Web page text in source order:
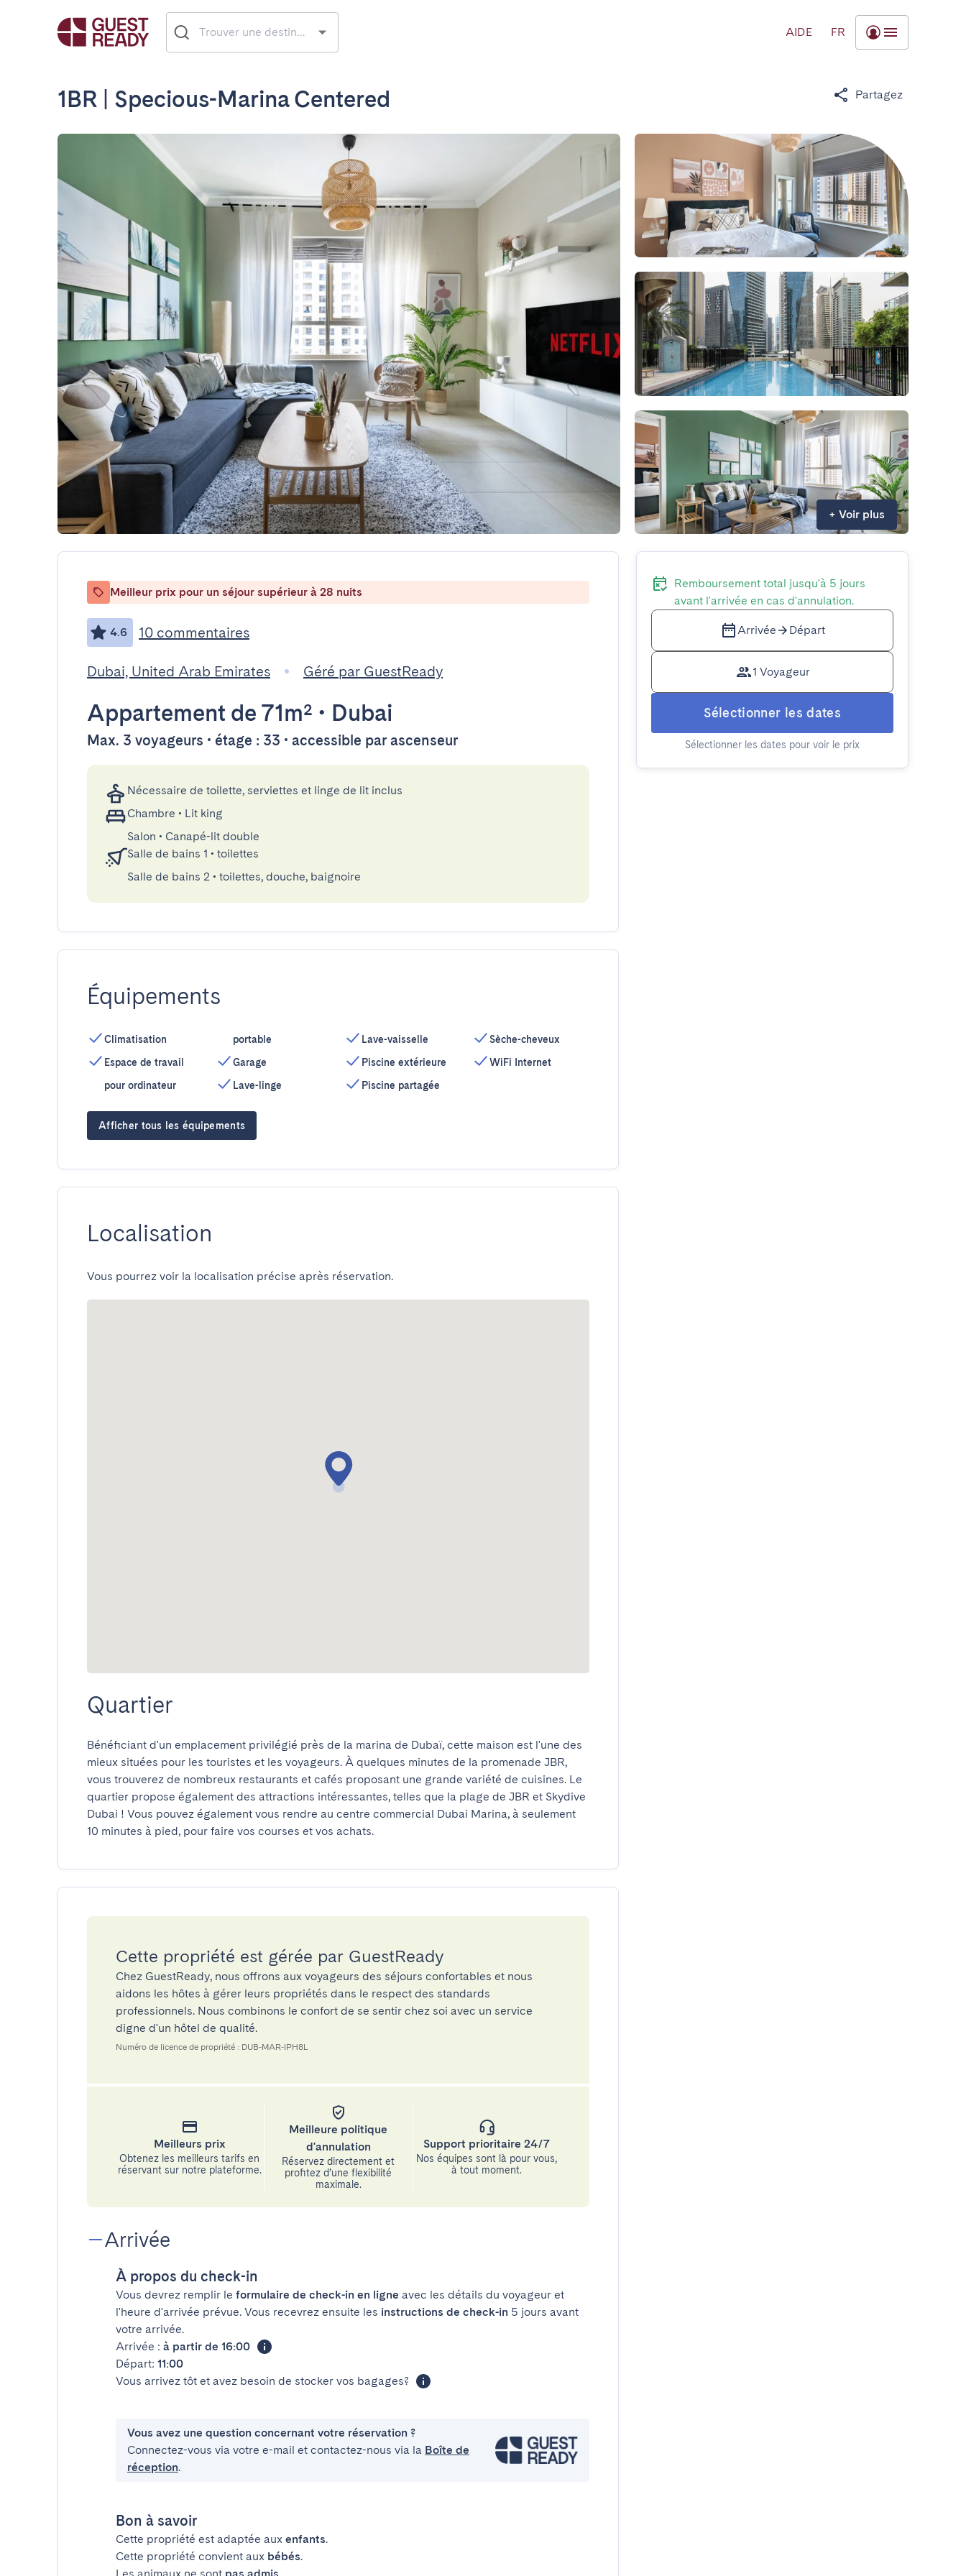
AIDE FR
1BR | Specious-Marina Centered Partagez
+ Voir plus
Meilleur prix pour un séjour supérieur à 28 nuits
4.6 10 commentaires
Dubai, United Arab Emirates Géré par GuestReady
Appartement de 71m² • Dubai
Max. 3 voyageurs • étage : 33 • accessible par ascenseur
Nécessaire de toilette, serviettes et linge de lit inclus
Chambre • Lit king
Salon • Canapé-lit double
Salle de bains 1 • toilettes
Salle de bains 2 • toilettes, douche, baignoire
Équipements
Climatisation
Espace de travail
pour ordinateur
portable
Garage
Lave-linge
Lave-vaisselle
Piscine extérieure
Piscine partagée
Sèche-cheveux
WiFi Internet
Afficher tous les équipements
Localisation
Vous pourrez voir la localisation précise après réservation.
Quartier
Bénéficiant d'un emplacement privilégié près de la marina de Dubaï, cette maison est l'une des
mieux situées pour les touristes et les voyageurs. À quelques minutes de la promenade JBR,
vous trouverez de nombreux restaurants et cafés proposant une grande variété de cuisines. Le
quartier propose également des attractions intéressantes, telles que la plage de JBR et Skydive
Dubai ! Vous pouvez également vous rendre au centre commercial Dubai Marina, à seulement
10 minutes à pied, pour faire vos courses et vos achats.
Cette propriété est gérée par GuestReady
Chez GuestReady, nous offrons aux voyageurs des séjours confortables et nous
aidons les hôtes à gérer leurs propriétés dans le respect des standards
professionnels. Nous combinons le confort de se sentir chez soi avec un service
digne d'un hôtel de qualité.
Numéro de licence de propriété : DUB-MAR-IPH8L
Meilleurs prix
Obtenez les meilleurs tarifs en
réservant sur notre plateforme.
Meilleure politique
d'annulation
Réservez directement et
profitez d’une flexibilité
maximale.
Support prioritaire 24/7
Nos équipes sont là pour vous,
à tout moment.
Arrivée
À propos du check-in
Vous devrez remplir le formulaire de check-in en ligne avec les détails du voyageur et
l'heure d'arrivée prévue. Vous recevrez ensuite les instructions de check-in 5 jours avant
votre arrivée.
Arrivée : à partir de 16:00
Départ: 11:00
Vous arrivez tôt et avez besoin de stocker vos bagages?
Vous avez une question concernant votre réservation ?
Connectez-vous via votre e-mail et contactez-nous via la Boîte de
réception.
Bon à savoir
Cette propriété est adaptée aux enfants.
Cette propriété convient aux bébés.
Remboursement total jusqu'à 5 jours
avant l'arrivée en cas d'annulation.
Arrivée Départ
1 Voyageur
Sélectionner les dates
Sélectionner les dates pour voir le prix